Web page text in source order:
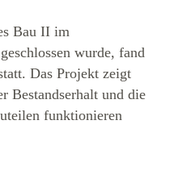
Bau II im
wurde, fand
Das Projekt zeigt
Bestandserhalt und die
funktionieren